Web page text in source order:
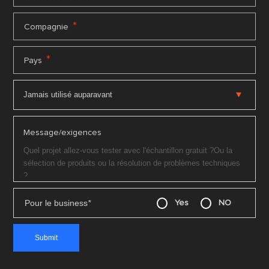
Compagnie *
Pays *
Message/exigences
Pour le business* Yes NO